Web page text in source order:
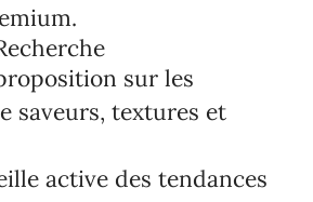
sur les
saveurs, textures et
active des tendances